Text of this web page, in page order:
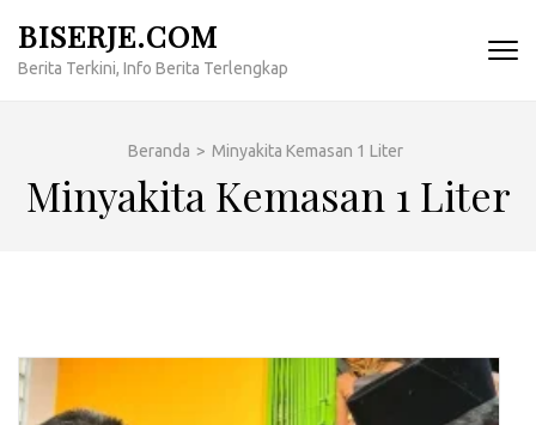
konten
BISERJE.COM
Berita Terkini, Info Berita Terlengkap
Beranda > Minyakita Kemasan 1 Liter
Minyakita Kemasan 1 Liter